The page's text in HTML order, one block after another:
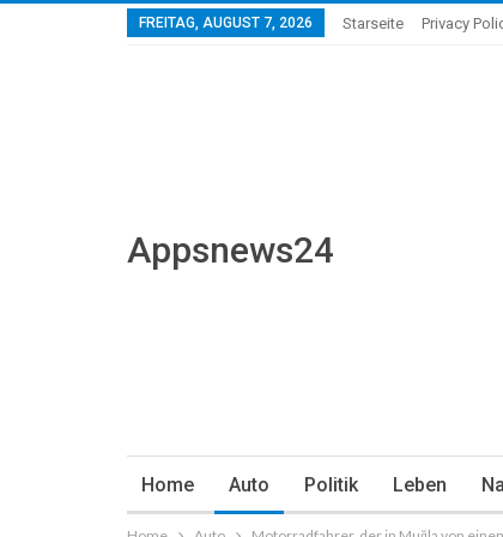
FREITAG, AUGUST 7, 2026 Starseite Privacy
Appsnews24
Home Auto Politik Leben